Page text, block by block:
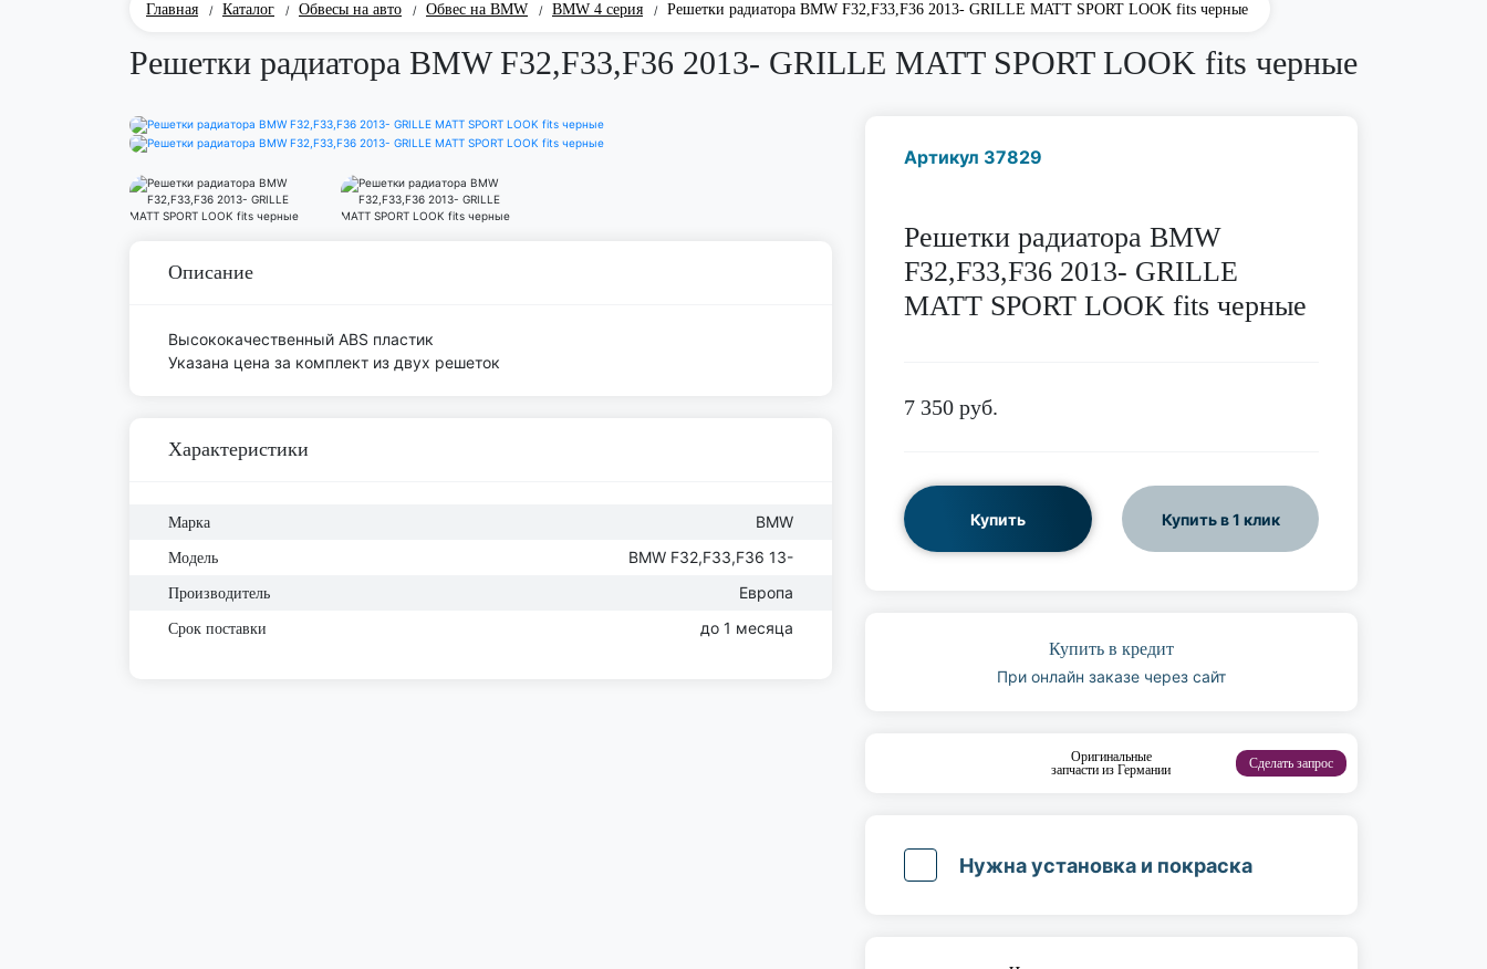
Главная / Каталог / Обвесы на авто / Обвес на BMW / BMW 4 серия / Решетки радиатора BMW F32,F33,F36 2013- GRILLE MATT SPORT LOOK fits черные
Решетки радиатора BMW F32,F33,F36 2013- GRILLE MATT SPORT LOOK fits черные
Описание
Высококачественный ABS пластик
Указана цена за комплект из двух решеток
Характеристики
Марка BMW
Модель BMW F32,F33,F36 13-
Производитель Европа
Срок поставки до 1 месяца
Артикул 37829
Решетки радиатора BMW
F32,F33,F36 2013- GRILLE
MATT SPORT LOOK fits черные
7 350 руб.
Купить Купить в 1 клик
Купить в кредит
При онлайн заказе через сайт
Оригинальные
запчасти из Германии
Сделать запрос
Нужна установка и покраска